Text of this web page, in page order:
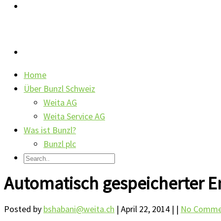
Home
Über Bunzl Schweiz
Weita AG
Weita Service AG
Was ist Bunzl?
Bunzl plc
Automatisch gespeicherter
Posted by bshabani@weita.ch | April 22, 2014 | | No